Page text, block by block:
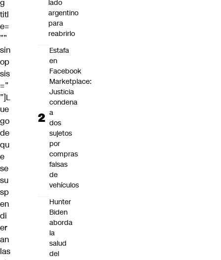
g
titl
e=
””
sin
op
sis
=”
”]L
ue
go
de
qu
e
se
su
sp
en
di
er
an
las
lado
argentino
para
reabrirlo
Estafa
en
Facebook
Marketplace:
Justicia
condena
a
dos
sujetos
por
compras
falsas
de
vehículos
Hunter
Biden
aborda
la
salud
del